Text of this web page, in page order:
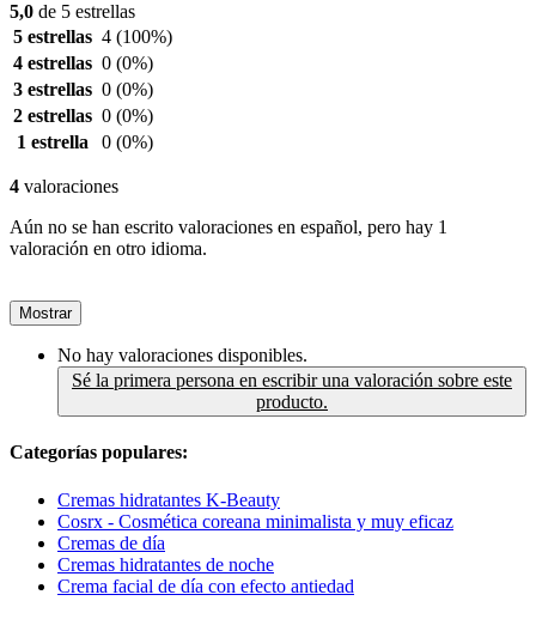
5,0 de 5 estrellas
5 estrellas 4 (100%)
4 estrellas 0 (0%)
3 estrellas 0 (0%)
2 estrellas 0 (0%)
1 estrella
0 (0%)
4 valoraciones
Aún no se han escrito valoraciones en español, pero hay 1
valoración en otro idioma.
Mostrar
No hay valoraciones disponibles.
Sé la primera persona en escribir una valoración sobre este
producto.
Categorías populares:
Cremas hidratantes K-Beauty
Cosrx - Cosmética coreana minimalista y muy eficaz
Cremas de día
Cremas hidratantes de noche
Crema facial de día con efecto antiedad